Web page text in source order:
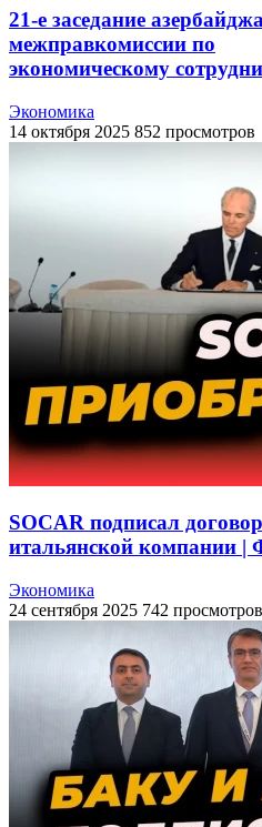
21-е заседание
межправкомиссии по
экономическому
Экономика
14 октября 2025 852 просмотров
SOCAR подписал
итальянской компании |
Экономика
24 сентября 2025 742 просмотров